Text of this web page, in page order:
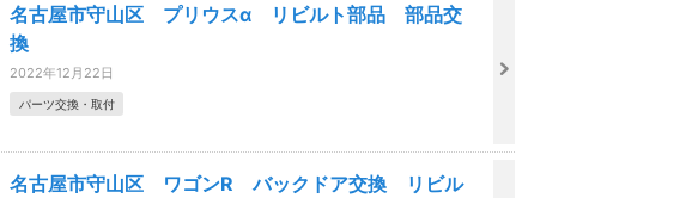
名古屋市守山区 プリウスα リビルト部品 部品交
換
2022年12月22日
パーツ交換・取付
名古屋市守山区 ワゴンR バックドア交換 リビル